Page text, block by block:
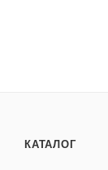
КАТАЛОГ